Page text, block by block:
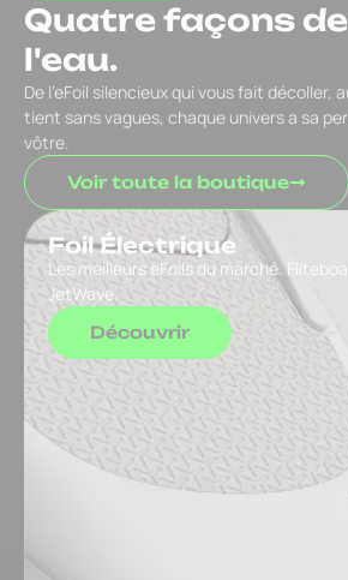
Quatre façons
l'eau.
De l’eFoil silencieux qui vous fait décoller,
tient sans vagues, chaque univers a sa
vôtre.
Voir toute la boutique
Foil Électrique
Les meilleurs eFoils du marché.
JetWave.
Découvrir